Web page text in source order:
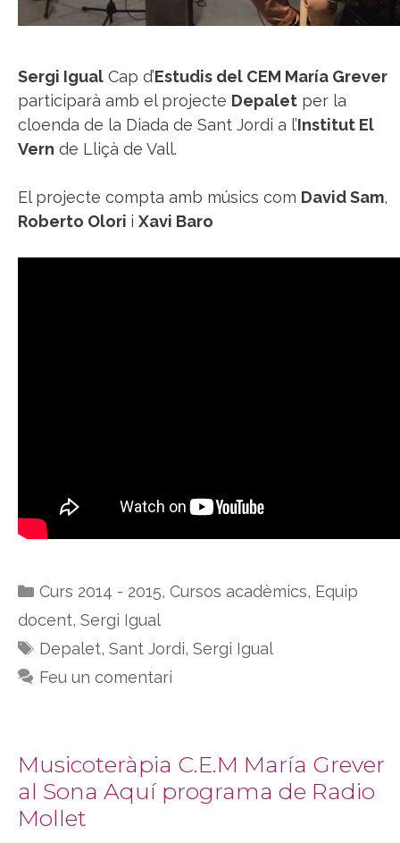
Sergi Igual Cap d’Estudis del CEM María Grever
participarà amb el projecte Depalet per la
cloenda de la Diada de Sant Jordi a l’Institut El
Vern de Lliçà de Vall.
El projecte compta amb músics com David Sam,
Roberto Olori i Xavi Baro
Categories
Curs 2014 - 2015, Cursos acadèmics, Equip
docent, Sergi Igual
Etiquetes
Depalet, Sant Jordi, Sergi Igual
Feu un comentari
Musicoteràpia C.E.M María Grever
al Sona Aquí programa de Radio
Mollet